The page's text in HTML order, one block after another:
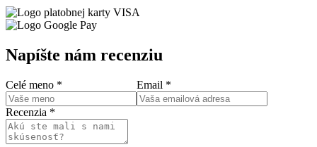
Napíšte nám recenziu
Celé meno * Email *
Recenzia *